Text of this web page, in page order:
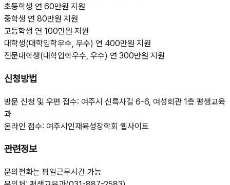
초등학생 연 60만원 지원
중학생 연 80만원 지원
고등학생 연 100만원 지원
대학생(대학입학우수, 우수) 연 400만원 지원
전문대학생(대학입학우수, 우수) 연 300만원 지원
신청방법
방문 신청 및 우편 접수: 여주시 신륵사길 6-6, 여성회관 1층 평생교육
과
온라인 접수: 여주시인재육성장학회 웹사이트
관련정보
문의전화는 평일근무시간 가능